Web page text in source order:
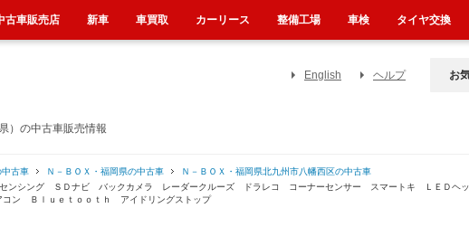
の中古車販売情報
English ヘルプ お
中古車 Ｎ－ＢＯＸ・福岡県の中古車
Ｎ－ＢＯＸ・福岡県北九州市八幡西区の中古車
ンシング ＳＤナビ バックカメラ レーダークルーズ ドラレコ コーナーセンサー スマートキ ＬＥＤヘッ
ン Ｂｌｕｅｔｏｏｔｈ アイドリングストップ
古車販売店 新車 車買取 カーリース 整備工場 車検 タイヤ交換